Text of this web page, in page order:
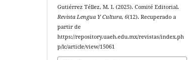
Gutiérrez Téllez, M. I. (2025). Comité Editorial.
Revista Lengua Y Cultura,6(12). Recuperado a
partir de
https://repository.uaeh.edu.mx/revistas/index.ph
p/lc/article/view/15061